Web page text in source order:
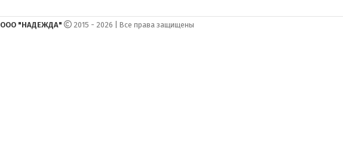
ООО "НАДЕЖДА" 2015 - 2026 | Все права защищены